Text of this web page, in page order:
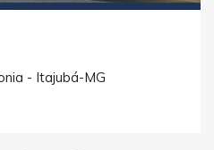
- Itajubá-MG